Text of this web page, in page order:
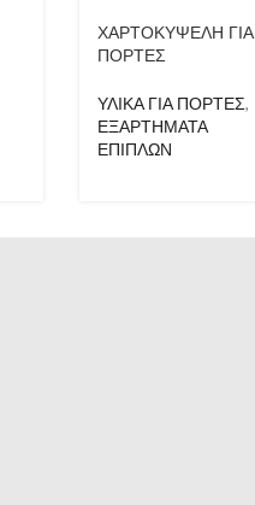
ΧΑΡΤΟΚΥΨΕΛΗ ΓΙΑ
ΠΟΡΤΕΣ
ΥΛΙΚΑ ΓΙΑ ΠΟΡΤΕΣ,
ΕΞΑΡΤΗΜΑΤΑ
ΕΠΙΠΛΩΝ